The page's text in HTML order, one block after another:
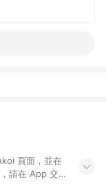
頁面，並在
請在 App 交